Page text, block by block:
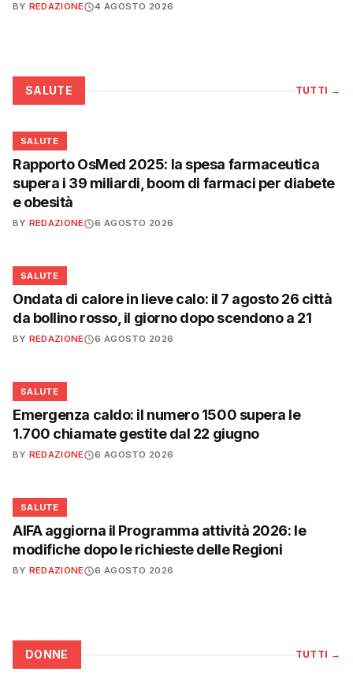
BY REDAZIONE 4 AGOSTO 2026
SALUTE TUTTI →
❤️
SALUTE
Rapporto OsMed 2025: la spesa farmaceutica
supera i 39 miliardi, boom di farmaci per diabete
e obesità
BY REDAZIONE 6 AGOSTO 2026
❤️
SALUTE
Ondata di calore in lieve calo: il 7 agosto 26 città
da bollino rosso, il giorno dopo scendono a 21
BY REDAZIONE 6 AGOSTO 2026
❤️
SALUTE
Emergenza caldo: il numero 1500 supera le
1.700 chiamate gestite dal 22 giugno
BY REDAZIONE 6 AGOSTO 2026
❤️
SALUTE
AIFA aggiorna il Programma attività 2026: le
modifiche dopo le richieste delle Regioni
BY REDAZIONE 6 AGOSTO 2026
DONNE TUTTI →